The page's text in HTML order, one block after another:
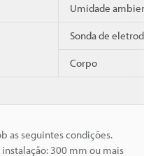
Umidade
Sonda de
Corpo
as seguintes condições.
300 mm ou mais